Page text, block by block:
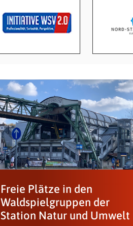
Freie Plätze in den
Waldspielgruppen der
Station Natur und Umwelt